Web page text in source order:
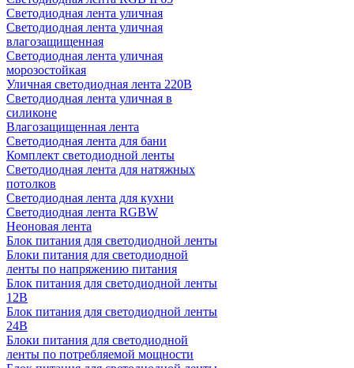
Светодиодная лента уличная
Светодиодная лента уличная
влагозащищенная
Светодиодная лента уличная
морозостойкая
Уличная светодиодная лента 220В
Светодиодная лента уличная в
силиконе
Влагозащищенная лента
Светодиодная лента для бани
Комплект светодиодной ленты
Светодиодная лента для натяжных
потолков
Светодиодная лента для кухни
Светодиодная лента RGBW
Неоновая лента
Блок питания для светодиодной ленты
Блоки питания для светодиодной
ленты по напряжению питания
Блок питания для светодиодной ленты
12В
Блок питания для светодиодной ленты
24В
Блоки питания для светодиодной
ленты по потребляемой мощности